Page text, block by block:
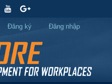
Đăng ký Đăng nhập